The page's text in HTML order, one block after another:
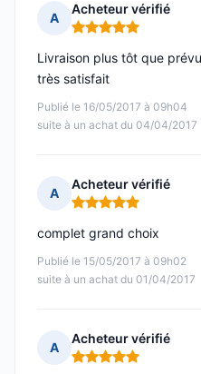
A
Acheteur vérifié
Note : 5 sur 5
Publié le 16/05/2017 à 09h04
suite à un achat du 04/04/2017
Livraison plus tôt que
très satisfait
A
Acheteur vérifié
Note : 5 sur 5
Publié le 15/05/2017 à 09h02
suite à un achat du 01/04/2017
complet grand choix
A
Acheteur vérifié
Note : 5 sur 5